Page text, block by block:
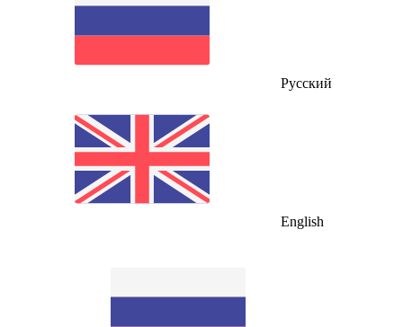
Русский
English